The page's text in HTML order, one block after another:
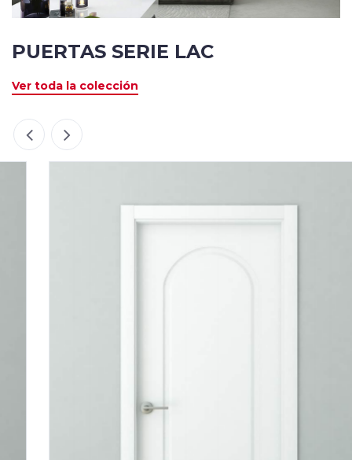
PUERTAS SERIE LAC
Ver toda la colección